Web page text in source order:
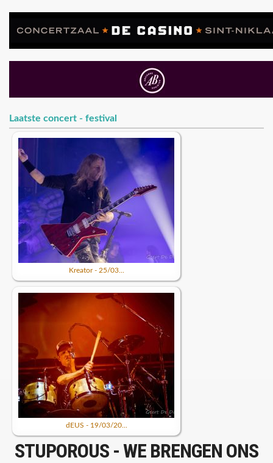
Laatste concert - festival
Kreator - 25/03...
dEUS - 19/03/20...
STUPOROUS - WE BRENGEN ONS